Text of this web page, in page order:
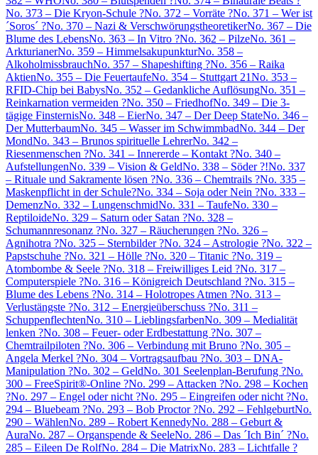
No. 373 – Die Kryon-Schule ?No. 372 – Vorräte ?No. 371 – Wer ist
´Soros´ ?No. 370 – Nazi & VerschwörungstheoretikerNo. 367 – Die
Blume des LebensNo. 363 – In Vitro ?No. 362 – PilzeNo. 361 –
ArkturianerNo. 359 – HimmelsakupunkturNo. 358 –
AlkoholmissbrauchNo. 357 – Shapeshifting ?No. 356 – Raika
AktienNo. 355 – Die FeuertaufeNo. 354 – Stuttgart 21No. 353 –
RFID-Chip bei BabysNo. 352 – Gedankliche AuflösungNo. 351 –
Reinkarnation vermeiden ?No. 350 – FriedhofNo. 349 – Die 3-
tägige FinsternisNo. 348 – EierNo. 347 – Der Deep StateNo. 346 –
Der MutterbaumNo. 345 – Wasser im SchwimmbadNo. 344 – Der
MondNo. 343 – Brunos spirituelle LehrerNo. 342 –
Riesenmenschen ?No. 341 – Innererde – Kontakt ?No. 340 –
AufstellungenNo. 339 – Vision & GeldNo. 338 – Söder ?!No. 337
– Rituale und Sakramente lösen ?No. 336 – Chemtrails ?No. 335 –
Maskenpflicht in der Schule?No. 334 – Soja oder Nein ?No. 333 –
DemenzNo. 332 – LungenschmidNo. 331 – TaufeNo. 330 –
ReptiloideNo. 329 – Saturn oder Satan ?No. 328 –
Schumannresonanz ?No. 327 – Räucherungen ?No. 326 –
Agnihotra ?No. 325 – Sternbilder ?No. 324 – Astrologie ?No. 322 –
Papstschuhe ?No. 321 – Hölle ?No. 320 – Titanic ?No. 319 –
Atombombe & Seele ?No. 318 – Freiwilliges Leid ?No. 317 –
Computerspiele ?No. 316 – Königreich Deutschland ?No. 315 –
Blume des Lebens ?No. 314 – Holotropes Atmen ?No. 313 –
Verlustängste ?No. 312 – Energieüberschuss ?No. 311 –
SchuppenflechtenNo. 310 – LieblingsfarbenNo. 309 – Medialität
lenken ?No. 308 – Feuer- oder Erdbestattung ?No. 307 –
Chemtrailpiloten ?No. 306 – Verbindung mit Bruno ?No. 305 –
Angela Merkel ?No. 304 – Vortragsaufbau ?No. 303 – DNA-
Manipulation ?No. 302 – GeldNo. 301 Seelenplan-Berufung ?No.
300 – FreeSpirit®-Online ?No. 299 – Attacken ?No. 298 – Kochen
?No. 297 – Engel oder nicht ?No. 295 – Eingreifen oder nicht ?No.
294 – Bluebeam ?No. 293 – Bob Proctor ?No. 292 – FehlgeburtNo.
290 – WählenNo. 289 – Robert KennedyNo. 288 – Geburt &
AuraNo. 287 – Organspende & SeeleNo. 286 – Das ´Ich Bin´ ?No.
285 – Eileen De RolfNo. 284 – Die MatrixNo. 283 – Lichtfalle ?